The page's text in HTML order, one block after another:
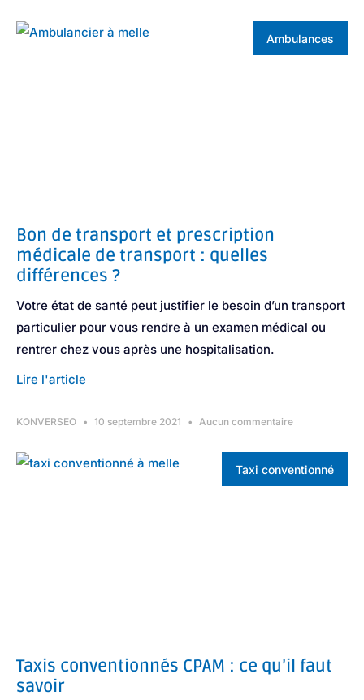
Ambulances
Bon de transport et prescription
médicale de transport : quelles
différences ?
Votre état de santé peut justifier le besoin d’un transport
particulier pour vous rendre à un examen médical ou
rentrer chez vous après une hospitalisation.
Lire l'article
KONVERSEO 10 septembre 2021 Aucun commentaire
Taxi conventionné
Taxis conventionnés CPAM : ce qu’il faut
savoir